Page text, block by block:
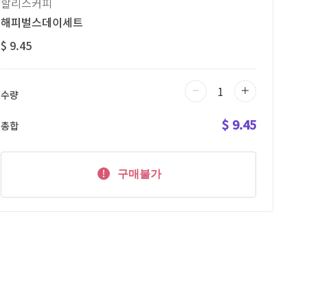
해피벌스데이세트
$ 9.45
수량
총합 $ 9.45
구매불가